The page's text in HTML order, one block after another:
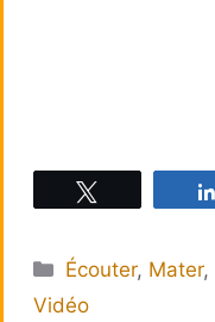
Catégories
Écouter, Mater,
Vidéo